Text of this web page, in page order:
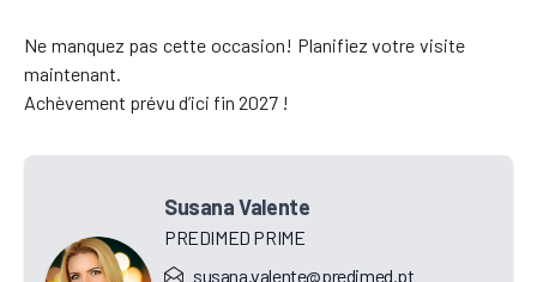
Ne manquez pas cette occasion! Planifiez votre visite
maintenant.
Achèvement prévu d’ici fin 2027 !
Susana Valente
PREDIMED PRIME
susana.valente@predimed.pt